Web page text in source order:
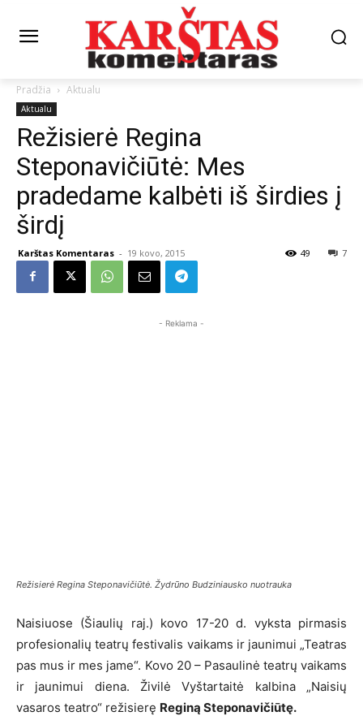
Pradžia Aktualu
Aktualu
Režisierė Regina
Steponavičiūtė: Mes
pradedame kalbėti iš širdies į
širdį
Karštas Komentaras - 19 kovo, 2015 7
49
- Reklama -
Režisierė Regina Steponavičiūtė. Žydrūno Budziniausko nuotrauka
Naisiuose (Šiaulių raj.) kovo 17-20 d. vyksta pirmasis
profesionalių teatrų festivalis vaikams ir jaunimui „Teatras
pas mus ir mes jame“. Kovo 20 – Pasaulinė teatrų vaikams
ir jaunimui diena. Živilė Vyštartaitė kalbina „Naisių
vasaros teatro“ režisierę Reginą Steponavičiūtę.